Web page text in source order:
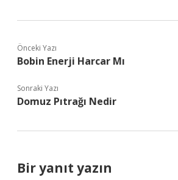
Önceki Yazı
Bobin Enerji Harcar Mı
Sonraki Yazı
Domuz Pıtrağı Nedir
Bir yanıt yazın